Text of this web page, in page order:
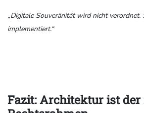
„Digitale Souveränität wird nicht verordnet.
implementiert.“
Fazit: Architektur ist der